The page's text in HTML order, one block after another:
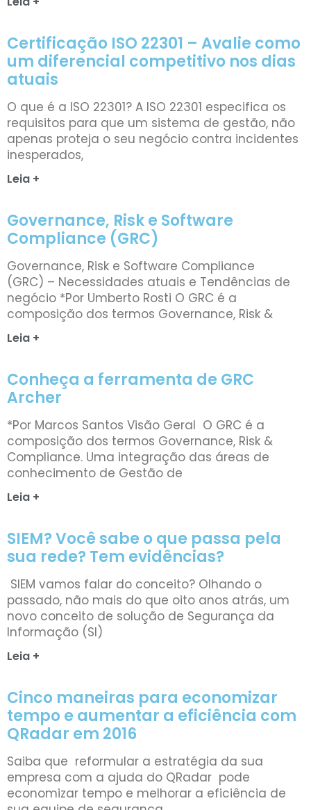
Certificação ISO 22301 – Avalie como
um diferencial competitivo nos dias
atuais
O que é a ISO 22301? A ISO 22301 especifica os
requisitos para que um sistema de gestão, não
apenas proteja o seu negócio contra incidentes
inesperados,
Leia +
Governance, Risk e Software
Compliance (GRC)
Governance, Risk e Software Compliance
(GRC) – Necessidades atuais e Tendências de
negócio *Por Umberto Rosti O GRC é a
composição dos termos Governance, Risk &
Leia +
Conheça a ferramenta de GRC
Archer
*Por Marcos Santos Visão Geral O GRC é a
composição dos termos Governance, Risk &
Compliance. Uma integração das áreas de
conhecimento de Gestão de
Leia +
SIEM? Você sabe o que passa pela
sua rede? Tem evidências?
SIEM vamos falar do conceito? Olhando o
passado, não mais do que oito anos atrás, um
novo conceito de solução de Segurança da
Informação (SI)
Leia +
Cinco maneiras para economizar
tempo e aumentar a eficiência com
QRadar em 2016
Saiba que reformular a estratégia da sua
empresa com a ajuda do QRadar pode
economizar tempo e melhorar a eficiência de